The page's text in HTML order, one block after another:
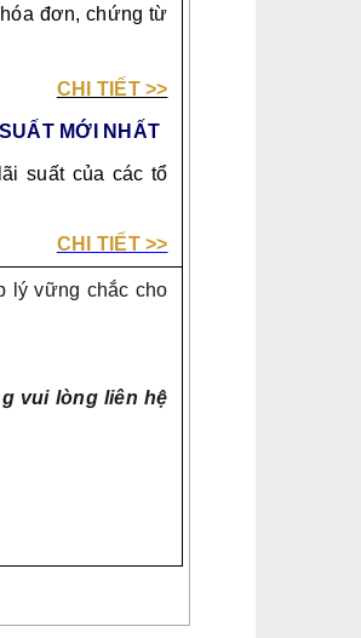
đơn, chứng từ
CHI TIẾT >>
MỚI NHẤT
suất của các tổ
CHI TIẾT >>
lý vững chắc cho
vui lòng liên hệ